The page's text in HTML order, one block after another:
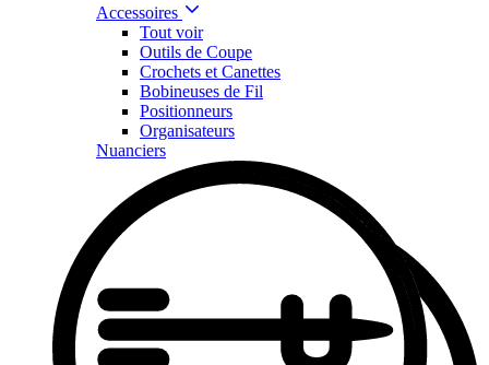
Accessoires
Tout voir
Outils de Coupe
Crochets et Canettes
Bobineuses de Fil
Positionneurs
Organisateurs
Nuanciers